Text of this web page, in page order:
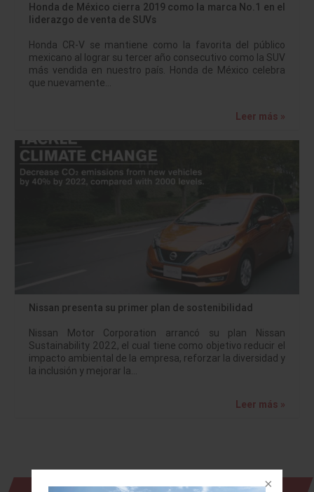
Honda de México cierra 2019 como la marca No.1 en el
liderazgo de venta de SUVs
Honda CR-V se mantiene como la favorita del público
mexicano al lograr su tercer año consecutivo como la SUV
más vendida en nuestro país. Honda de México celebra
que nuevamente…
Leer más »
Nissan presenta su primer plan de sostenibilidad
Nissan Motor Corporation arrancó su plan Nissan
Sustainability 2022, el cual tiene como objetivo reducir el
impacto ambiental de la empresa, reforzar la diversidad y
la inclusión y mejorar la…
Leer más »